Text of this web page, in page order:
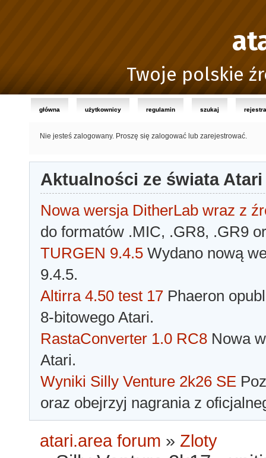
Twoje polskie
główna użytkownicy regulamin szukaj
Nie jesteś zalogowany. Proszę się zalogować lub zarejestrować.
Aktualności ze świata Atari
Nowa wersja DitherLab wraz z
do formatów .MIC, .GR8, .GR9
TURGEN 9.4.5 Wydano nową
9.4.5.
Altirra 4.50 test 17 Phaeron
8-bitowego Atari.
RastaConverter 1.0 RC8 Nowa
Atari.
Wyniki Silly Venture 2k26 SE
oraz obejrzyj nagrania z
atari.area forum » Zloty